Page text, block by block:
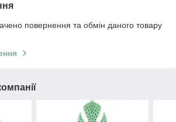
повернення та обмін даного товару